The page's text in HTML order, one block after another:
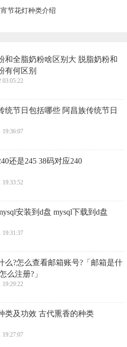
节花灯种类介绍
和全脂奶粉啥区别大 脱脂奶粉和
有何区别
03:05:22
统节日包括哪些 阿昌族传统节日
19:36:07
还是245 38码对应240
19:33:52
安装到d盘 mysql下载到d盘
19:31:37
么?怎么查看邮箱账号?「邮箱是什
么注册?」
19:29:22
类及功效 古代熏香的种类
19:27:07